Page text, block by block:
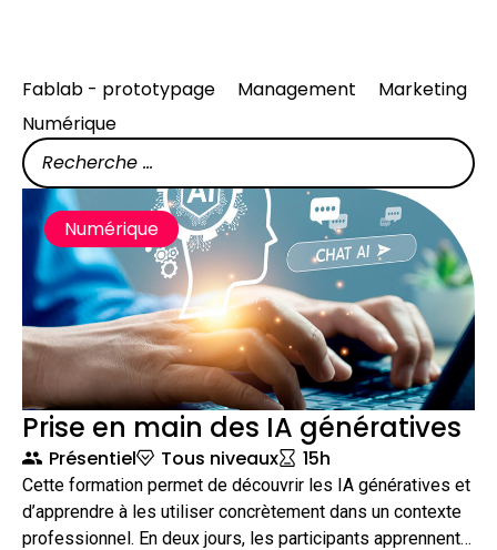
Fablab - prototypage Management
Marketing
Numérique
Numérique
Prise en main des IA génératives
Présentiel Tous niveaux 15h
Cette formation permet de découvrir les IA génératives et
d’apprendre à les utiliser concrètement dans un contexte
professionnel. En deux jours, les participants apprennent à